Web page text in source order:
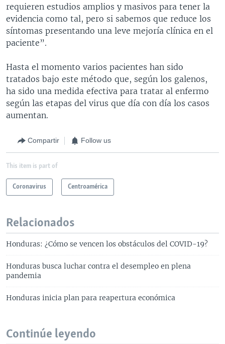
requieren estudios amplios y masivos para tener la
evidencia como tal, pero si sabemos que reduce los
síntomas presentando una leve mejoría clínica en el
paciente”.
Hasta el momento varios pacientes han sido
tratados bajo este método que, según los galenos,
ha sido una medida efectiva para tratar al enfermo
según las etapas del virus que día con día los casos
aumentan.
Compartir Follow us
This item is part of
Coronavirus Centroamérica
Relacionados
Honduras: ¿Cómo se vencen los obstáculos del COVID-19?
Honduras busca luchar contra el desempleo en plena
pandemia
Honduras inicia plan para reapertura económica
Continúe leyendo